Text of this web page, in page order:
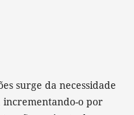
surge da necessidade
o por